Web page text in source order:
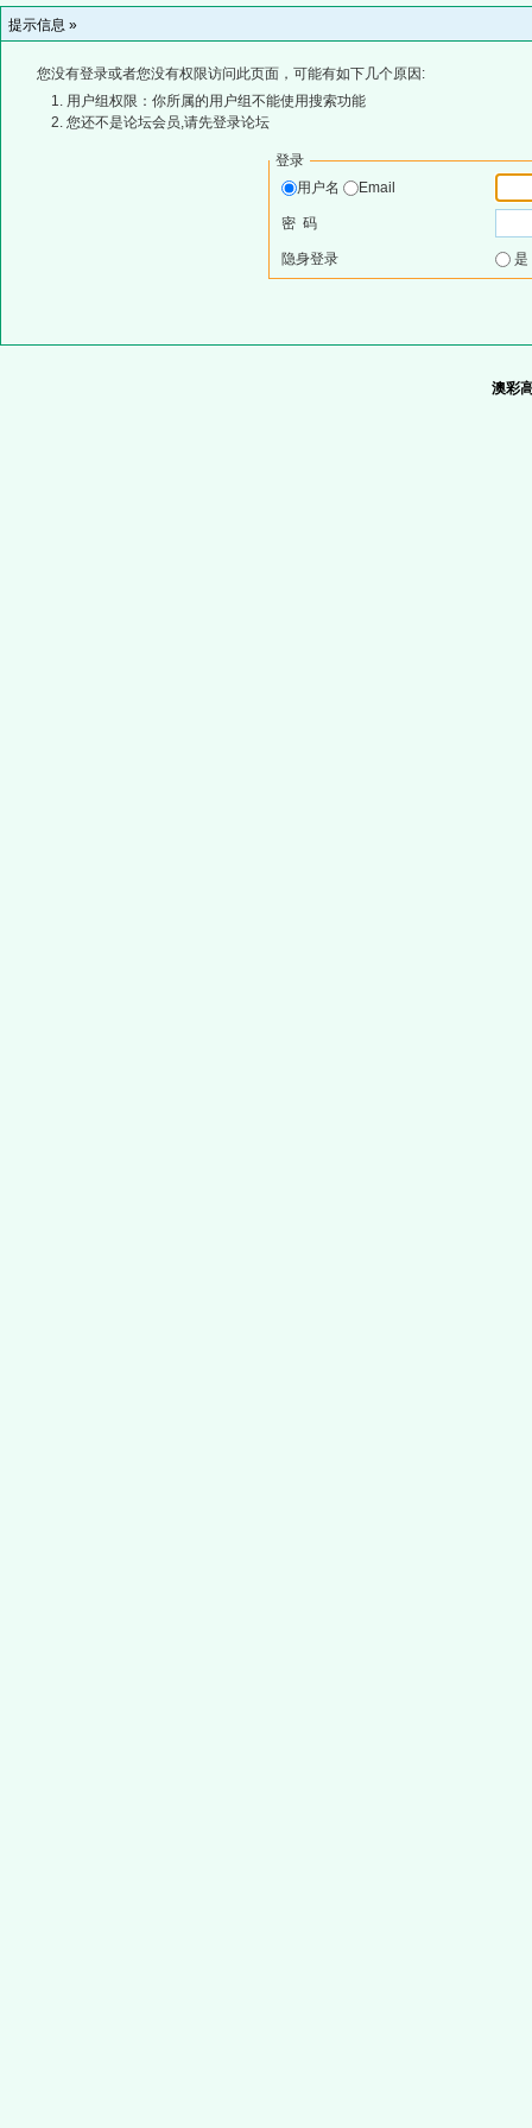
提示信息 »
您没有登录或者您没有权限访问此页面，可能有如下几个原因:
用户组权限：你所属的用户组不能使用搜索功能
您还不是论坛会员,请先登录论坛
登录
用户名
Email
密 码
隐身登录
澳彩